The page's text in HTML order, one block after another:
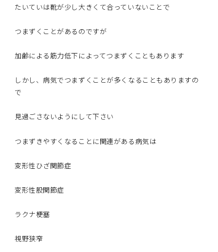
たいていは靴が少し大きくて合っていないことで
つまずくことがあるのですが
加齢による筋力低下によってつまずくこともあります
しかし、病気でつまずくことが多くなることもありますの
で
見過ごさないようにして下さい
つまずきやすくなることに関連がある病気は
変形性ひざ関節症
変形性股関節症
ラクナ梗塞
視野狭窄